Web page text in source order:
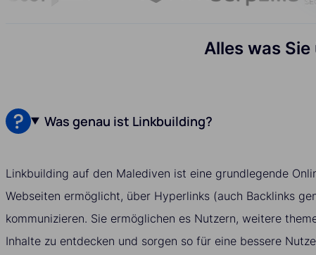
Alles was
Was genau ist Linkbuilding?
Linkbuilding auf den Malediven ist eine grundlegende
Webseiten ermöglicht, über Hyperlinks (auch Backlinks
kommunizieren. Sie ermöglichen es Nutzern, weitere
Inhalte zu entdecken und sorgen so für eine bessere